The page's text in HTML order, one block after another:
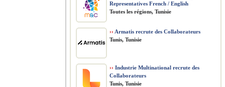
Representatives French / English
Toutes les régions, Tunisie
›› Armatis recrute des Collaborateurs
Tunis, Tunisie
›› Industrie Multinational recrute des
Collaborateurs
Tunis, Tunisie